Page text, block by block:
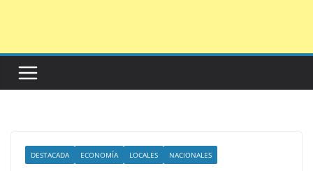
DESTACADA ECONOMÍA LOCALES NACIONALES